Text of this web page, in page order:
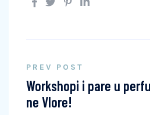
PREV POST
Workshopi i pare u
ne Vlore!